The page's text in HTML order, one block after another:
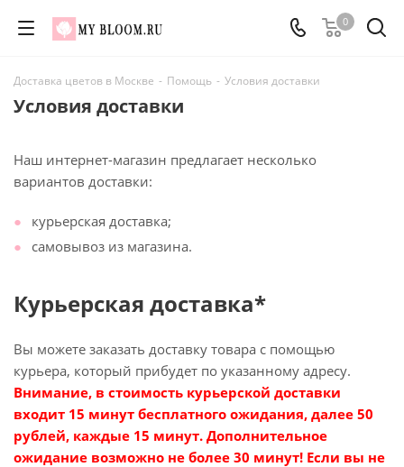
0
Доставка цветов в Москве - Помощь - Условия доставки
Условия доставки
Наш интернет-магазин предлагает несколько
вариантов доставки:
курьерская доставка;
самовывоз из магазина.
Курьерская доставка*
Вы можете заказать доставку товара с помощью
курьера, который прибудет по указанному адресу.
Внимание, в стоимость курьерской доставки
входит 15 минут бесплатного ожидания, далее 50
рублей, каждые 15 минут. Дополнительное
ожидание возможно не более 30 минут! Если вы не